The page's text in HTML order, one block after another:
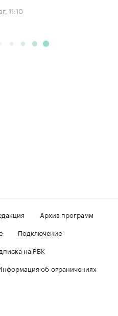
11:10
Архив программ
Подключение
на РБК
об ограничениях